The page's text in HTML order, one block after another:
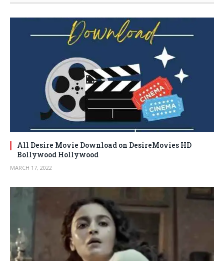
All Desire Movie Download on DesireMovies HD
Bollywood Hollywood
MARCH 17, 2022